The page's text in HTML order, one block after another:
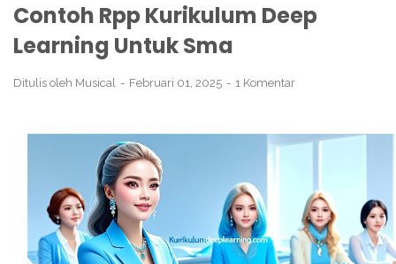
Contoh Rpp Kurikulum Deep
Learning Untuk Sma
Ditulis oleh Musical Februari 01, 2025 1 Komentar